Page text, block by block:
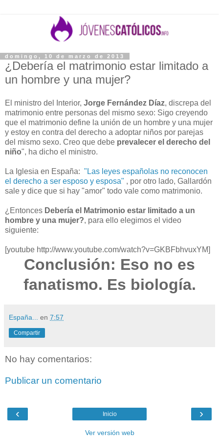
domingo, 10 de marzo de 2013
¿Debería el matrimonio estar limitado a
un hombre y una mujer?
El ministro del Interior, Jorge Fernández Díaz, discrepa del
matrimonio entre personas del mismo sexo: Sigo creyendo
que el matrimonio define la unión de un hombre y una mujer
y estoy en contra del derecho a adoptar niños por parejas
del mismo sexo. Creo que debe prevalecer el derecho del
niño", ha dicho el ministro.
La Iglesia en España: "Las leyes españolas no reconocen
el derecho a ser esposo y esposa" , por otro lado, Gallardón
sale y dice que si hay "amor" todo vale como matrimonio.
¿Entonces Debería el Matrimonio estar limitado a un
hombre y una mujer?, para ello elegimos el video
siguiente:
[youtube http://www.youtube.com/watch?v=GKBFbhvuxYM]
Conclusión: Eso no es
fanatismo. Es biología.
España... en 7:57
Compartir
No hay comentarios:
Publicar un comentario
‹ ›
Inicio
Ver versión web